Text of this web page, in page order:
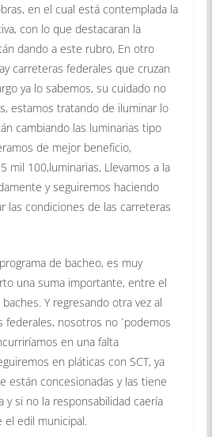
en el cual está contemplada la
con lo que destacaran la
dando a este rubro, En otro
carreteras federales que cruzan
ya lo sabemos, su cuidado no
estamos tratando de iluminar lo
cambiando las luminarias tipo
de mejor beneficio,
mil 100,luminarias, Llevamos a la
y seguiremos haciendo
las condiciones de las carreteras
de bacheo, es muy
una suma importante, entre el
Y regresando otra vez al
federales, nosotros no ´podemos
en una falta
en pláticas con SCT, ya
están concesionadas y las tiene
y si no la responsabilidad caería
el edil municipal.